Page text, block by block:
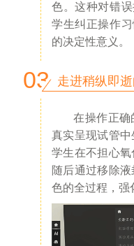
色。这种对错
学生纠正操作
的决定性意义。
03 走进稍纵即
在操作正确
真实呈现试管
学生在不担心氧
随后通过移除
色的全过程，强